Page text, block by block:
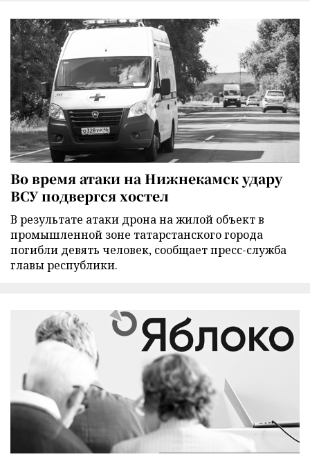
Во время атаки на Нижнекамск удару
ВСУ подвергся хостел
В результате атаки дрона на жилой объект в
промышленной зоне татарстанского города
погибли девять человек, сообщает пресс-служба
главы республики.